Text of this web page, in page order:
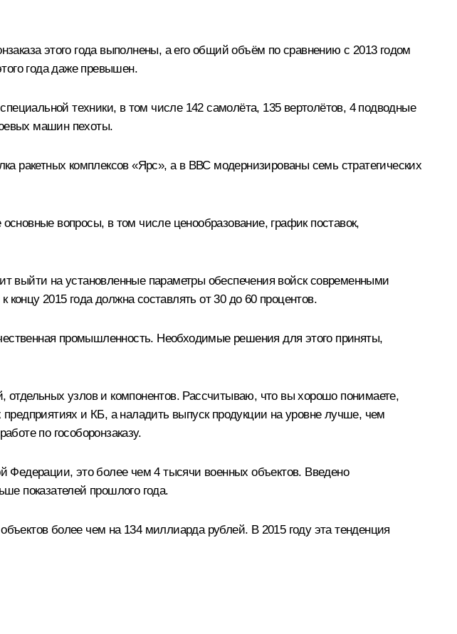
этого года выполнены, а его общий объём по сравнению с 2013 годом
года даже превышен.
техники, в том числе 142 самолёта, 135 вертолётов, 4 подводные
машин пехоты.
ракетных комплексов «Ярс», а в ВВС модернизированы семь стратегических
вопросы, в том числе ценообразование, график поставок,
выйти на установленные параметры обеспечения войск современными
2015 года должна составлять от 30 до 60 процентов.
промышленность. Необходимые решения для этого приняты,
отдельных узлов и компонентов. Рассчитываю, что вы хорошо понимаете,
и КБ, а наладить выпуск продукции на уровне лучше, чем
по гособоронзаказу.
Федерации, это более чем 4 тысячи военных объектов. Введено
показателей прошлого года.
более чем на 134 миллиарда рублей. В 2015 году эта тенденция